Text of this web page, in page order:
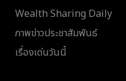
Wealth Sharing Daily
ภาพข่าวประชาสัมพันธ์
เรื่องเด่นวันนี้